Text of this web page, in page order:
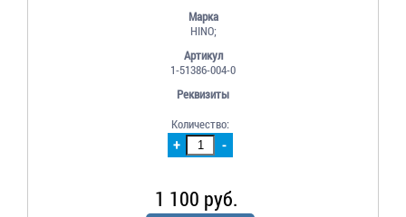
Марка
HINO;
Артикул
1-51386-004-0
Реквизиты
+ -
Количество:
1 100 руб.